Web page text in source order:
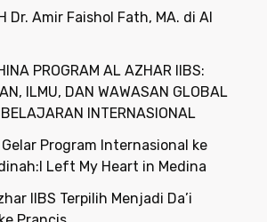
Dr. Amir Faishol Fath, MA. di Al
PROGRAM AL AZHAR IIBS:
ILMU, DAN WAWASAN GLOBAL
INTERNASIONAL
Program Internasional ke
Left My Heart in Medina
IIBS Terpilih Menjadi Da’i